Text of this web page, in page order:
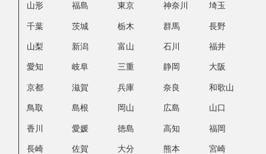
山形 福島 東京 神奈川 埼玉
千葉 茨城 栃木 群馬 長野
山梨 新潟 富山 石川 福井
愛知 岐阜 三重 静岡 大阪
京都 滋賀 兵庫 奈良 和歌山
鳥取 島根 岡山 広島 山口
香川 愛媛 徳島 高知 福岡
長崎 佐賀 大分 熊本 宮崎